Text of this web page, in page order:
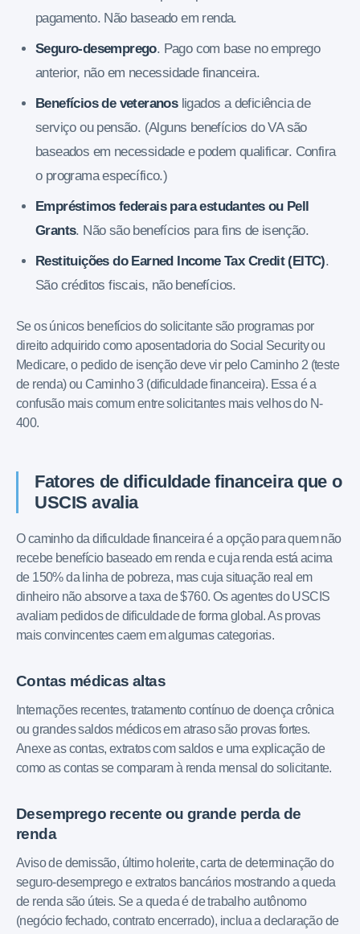
pagamento. Não baseado em renda.
Seguro-desemprego. Pago com base no emprego
anterior, não em necessidade financeira.
Benefícios de veteranosligados a deficiência de
serviço ou pensão. (Alguns benefícios do VA são
baseados em necessidade e podem qualificar. Confira
o programa específico.)
Empréstimos federais para estudantes ou Pell
Grants. Não são benefícios para fins de isenção.
Restituições do Earned Income Tax Credit (EITC).
São créditos fiscais, não benefícios.
Se os únicos benefícios do solicitante são programas por
direito adquirido como aposentadoria do Social Security ou
Medicare, o pedido de isenção deve vir pelo Caminho 2 (teste
de renda) ou Caminho 3 (dificuldade financeira). Essa é a
confusão mais comum entre solicitantes mais velhos do N-
400.
Fatores de dificuldade financeira que o
USCIS avalia
O caminho da dificuldade financeira é a opção para quem não
recebe benefício baseado em renda e cuja renda está acima
de 150% da linha de pobreza, mas cuja situação real em
dinheiro não absorve a taxa de $760. Os agentes do USCIS
avaliam pedidos de dificuldade de forma global. As provas
mais convincentes caem em algumas categorias.
Contas médicas altas
Internações recentes, tratamento contínuo de doença crônica
ou grandes saldos médicos em atraso são provas fortes.
Anexe as contas, extratos com saldos e uma explicação de
como as contas se comparam à renda mensal do solicitante.
Desemprego recente ou grande perda de
renda
Aviso de demissão, último holerite, carta de determinação do
seguro-desemprego e extratos bancários mostrando a queda
de renda são úteis. Se a queda é de trabalho autônomo
(negócio fechado, contrato encerrado), inclua a declaração de